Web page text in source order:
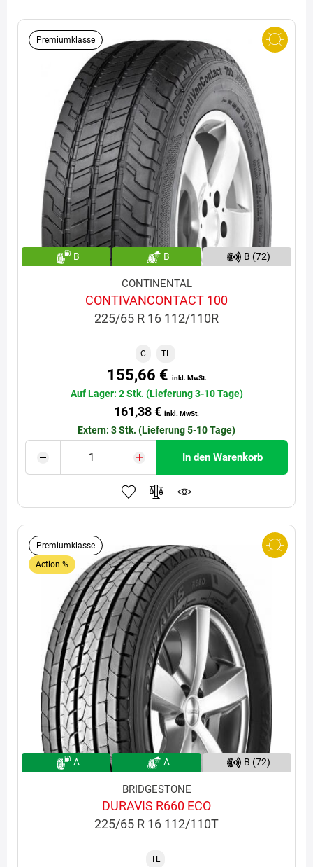
Premiumklasse
B B B (72)
CONTINENTAL
CONTIVANCONTACT 100
225/65 R 16 112/110R
C TL
155,66 € inkl. MwSt.
Auf Lager: 2 Stk. (Lieferung 3-10 Tage)
161,38 € inkl. MwSt.
Extern: 3 Stk. (Lieferung 5-10 Tage)
In den Warenkorb
Premiumklasse
Action %
A A B (72)
BRIDGESTONE
DURAVIS R660 ECO
225/65 R 16 112/110T
TL